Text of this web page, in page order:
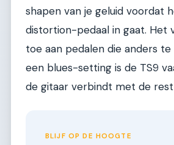
shapen van je geluid voordat
distortion-pedaal in gaat. Het
toe aan pedalen die anders te
een blues-setting is de TS9
de gitaar verbindt met de rest
BLIJF OP DE HOOGTE